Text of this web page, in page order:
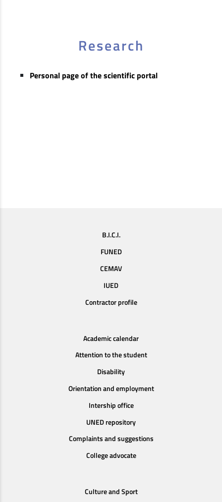
Research
Personal page of the scientific portal
B.I.C.I.
FUNED
CEMAV
IUED
Contractor profile
Academic calendar
Attention to the student
Disability
Orientation and employment
Intership office
UNED repository
Complaints and suggestions
College advocate
Culture and Sport